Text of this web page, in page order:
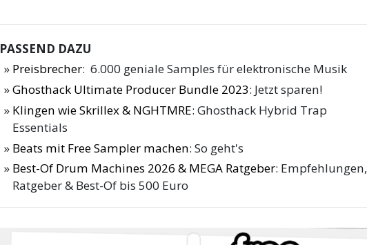
PASSEND DAZU
Preisbrecher: 6.000 geniale Samples für elektronische Musik
Ghosthack Ultimate Producer Bundle 2023: Jetzt sparen!
Klingen wie Skrillex & NGHTMRE: Ghosthack Hybrid Trap
Essentials
Beats mit Free Sampler machen: So geht's
Best-Of Drum Machines 2026 & MEGA Ratgeber: Empfehlungen,
Ratgeber & Best-Of bis 500 Euro